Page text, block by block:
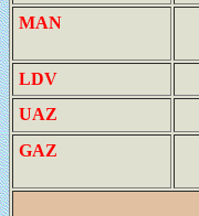
MAN
LDV
UAZ
GAZ